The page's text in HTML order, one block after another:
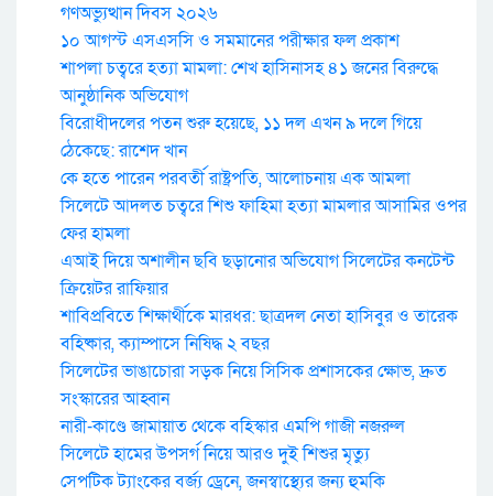
গণঅভ্যুত্থান দিবস ২০২৬
১০ আগস্ট এসএসসি ও সমমানের পরীক্ষার ফল প্রকাশ
শাপলা চত্বরে হত্যা মামলা: শেখ হাসিনাসহ ৪১ জনের বিরুদ্ধে
আনুষ্ঠানিক অভিযোগ
বিরোধীদলের পতন শুরু হয়েছে, ১১ দল এখন ৯ দলে গিয়ে
ঠেকেছে: রাশেদ খান
কে হতে পারেন পরবর্তী রাষ্ট্রপতি, আলোচনায় এক আমলা
সিলেটে আদলত চত্বরে শিশু ফাহিমা হত্যা মামলার আসামির ওপর
ফের হামলা
এআই দিয়ে অশালীন ছবি ছড়ানোর অভিযোগ সিলেটের কনটেন্ট
ক্রিয়েটর রাফিয়ার
শাবিপ্রবিতে শিক্ষার্থীকে মারধর: ছাত্রদল নেতা হাসিবুর ও তারেক
বহিষ্কার, ক্যাম্পাসে নিষিদ্ধ ২ বছর
সিলেটের ভাঙাচোরা সড়ক নিয়ে সিসিক প্রশাসকের ক্ষোভ, দ্রুত
সংস্কারের আহ্বান
নারী-কাণ্ডে জামায়াত থেকে বহিস্কার এমপি গাজী নজরুল
সিলেটে হামের উপসর্গ নিয়ে আরও দুই শিশুর মৃত্যু
সেপটিক ট্যাংকের বর্জ্য ড্রেনে, জনস্বাস্থ্যের জন্য হুমকি